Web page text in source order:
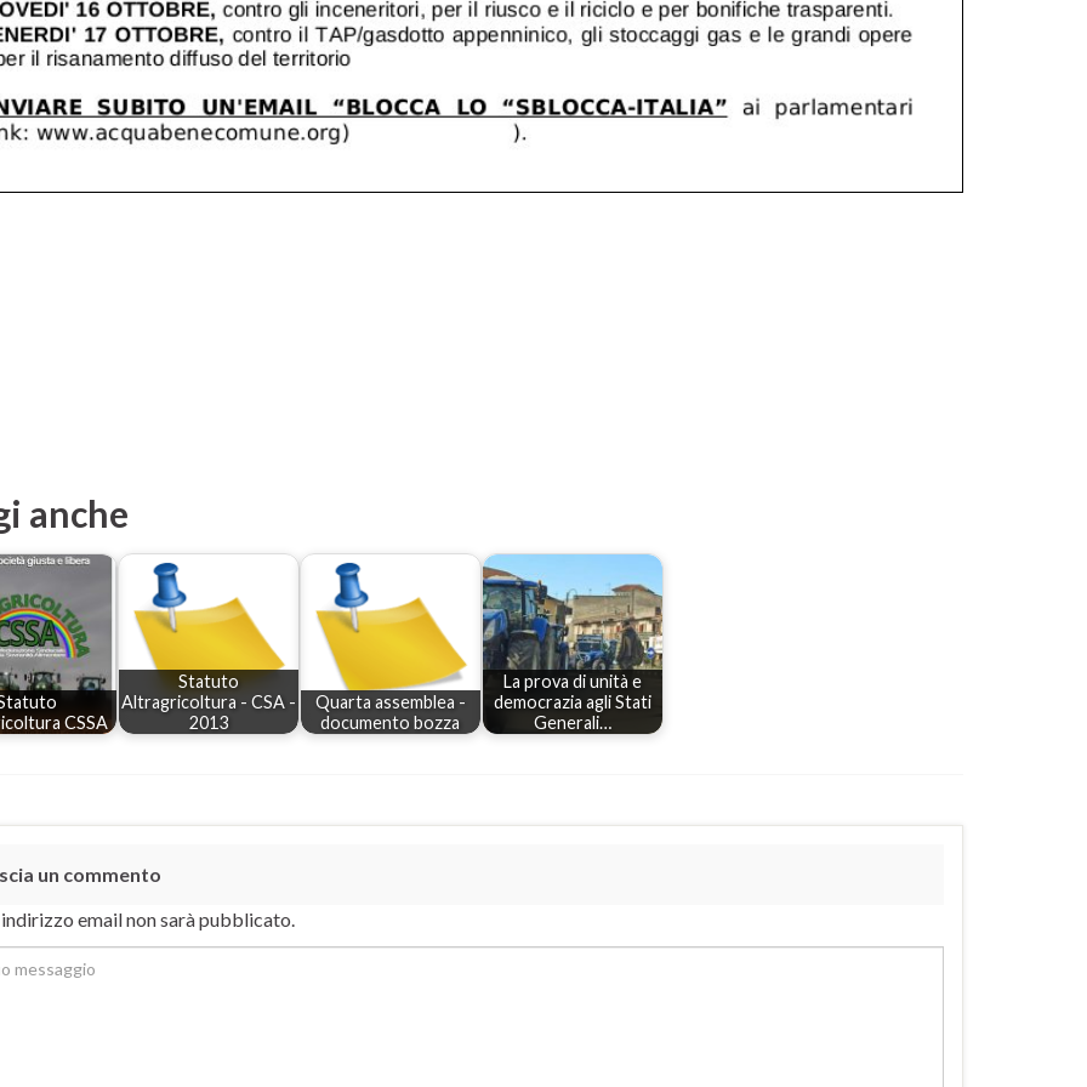
anche
CSSA
Statuto
Altragricoltura - CSA -
2013
Quarta assemblea -
documento bozza
La prova di unità e
democrazia agli Stati
Generali…
un commento
email non sarà pubblicato.